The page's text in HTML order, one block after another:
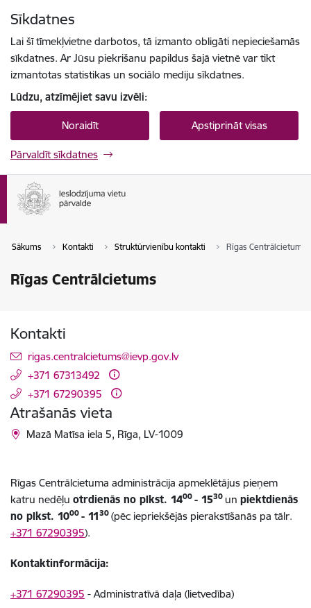
Sīkdatnes
Lai šī tīmekļvietne darbotos, tā izmanto obligāti nepieciešamās
sīkdatnes. Ar Jūsu piekrišanu papildus šajā vietnē var tikt
izmantotas statistikas un sociālo mediju sīkdatnes.
Lūdzu, atzīmējiet savu izvēli:
Noraidīt Apstiprināt visas
Pārvaldīt sīkdatnes
Sākums Kontakti Struktūrvienību kontakti Rīgas Centrālcietums
Rīgas Centrālcietums
Kontakti
E-pasts:
rigas.centralcietums@ievp.gov.lv
+371 67313492
+371 67290395
Atrašanās vieta
Mazā Matīsa iela 5, Rīga, LV-1009
Rīgas Centrālcietuma administrācija apmeklētājus pieņem
katru nedēļu otrdienās no plkst. 1400 - 1530 un piektdienās
no plkst. 1000 - 1130 (pēc iepriekšējās pierakstīšanās pa tālr.
+371 67290395).
Kontaktinformācija:
+371 67290395 - Administratīvā daļa (lietvedība)